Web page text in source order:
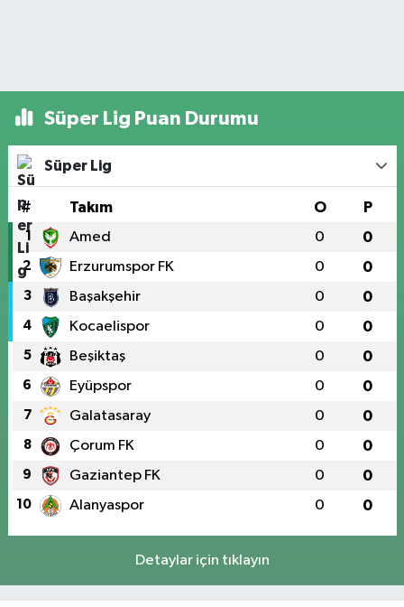
Süper Lig Puan Durumu
Süper Lig
# Takım O P
1 Amed 0 0
2 Erzurumspor FK 0 0
3 Başakşehir 0 0
4 Kocaelispor 0 0
5 Beşiktaş 0 0
6 Eyüpspor 0 0
7 Galatasaray 0 0
8 Çorum FK 0 0
9 Gaziantep FK 0 0
10 Alanyaspor 0 0
Detaylar için tıklayın